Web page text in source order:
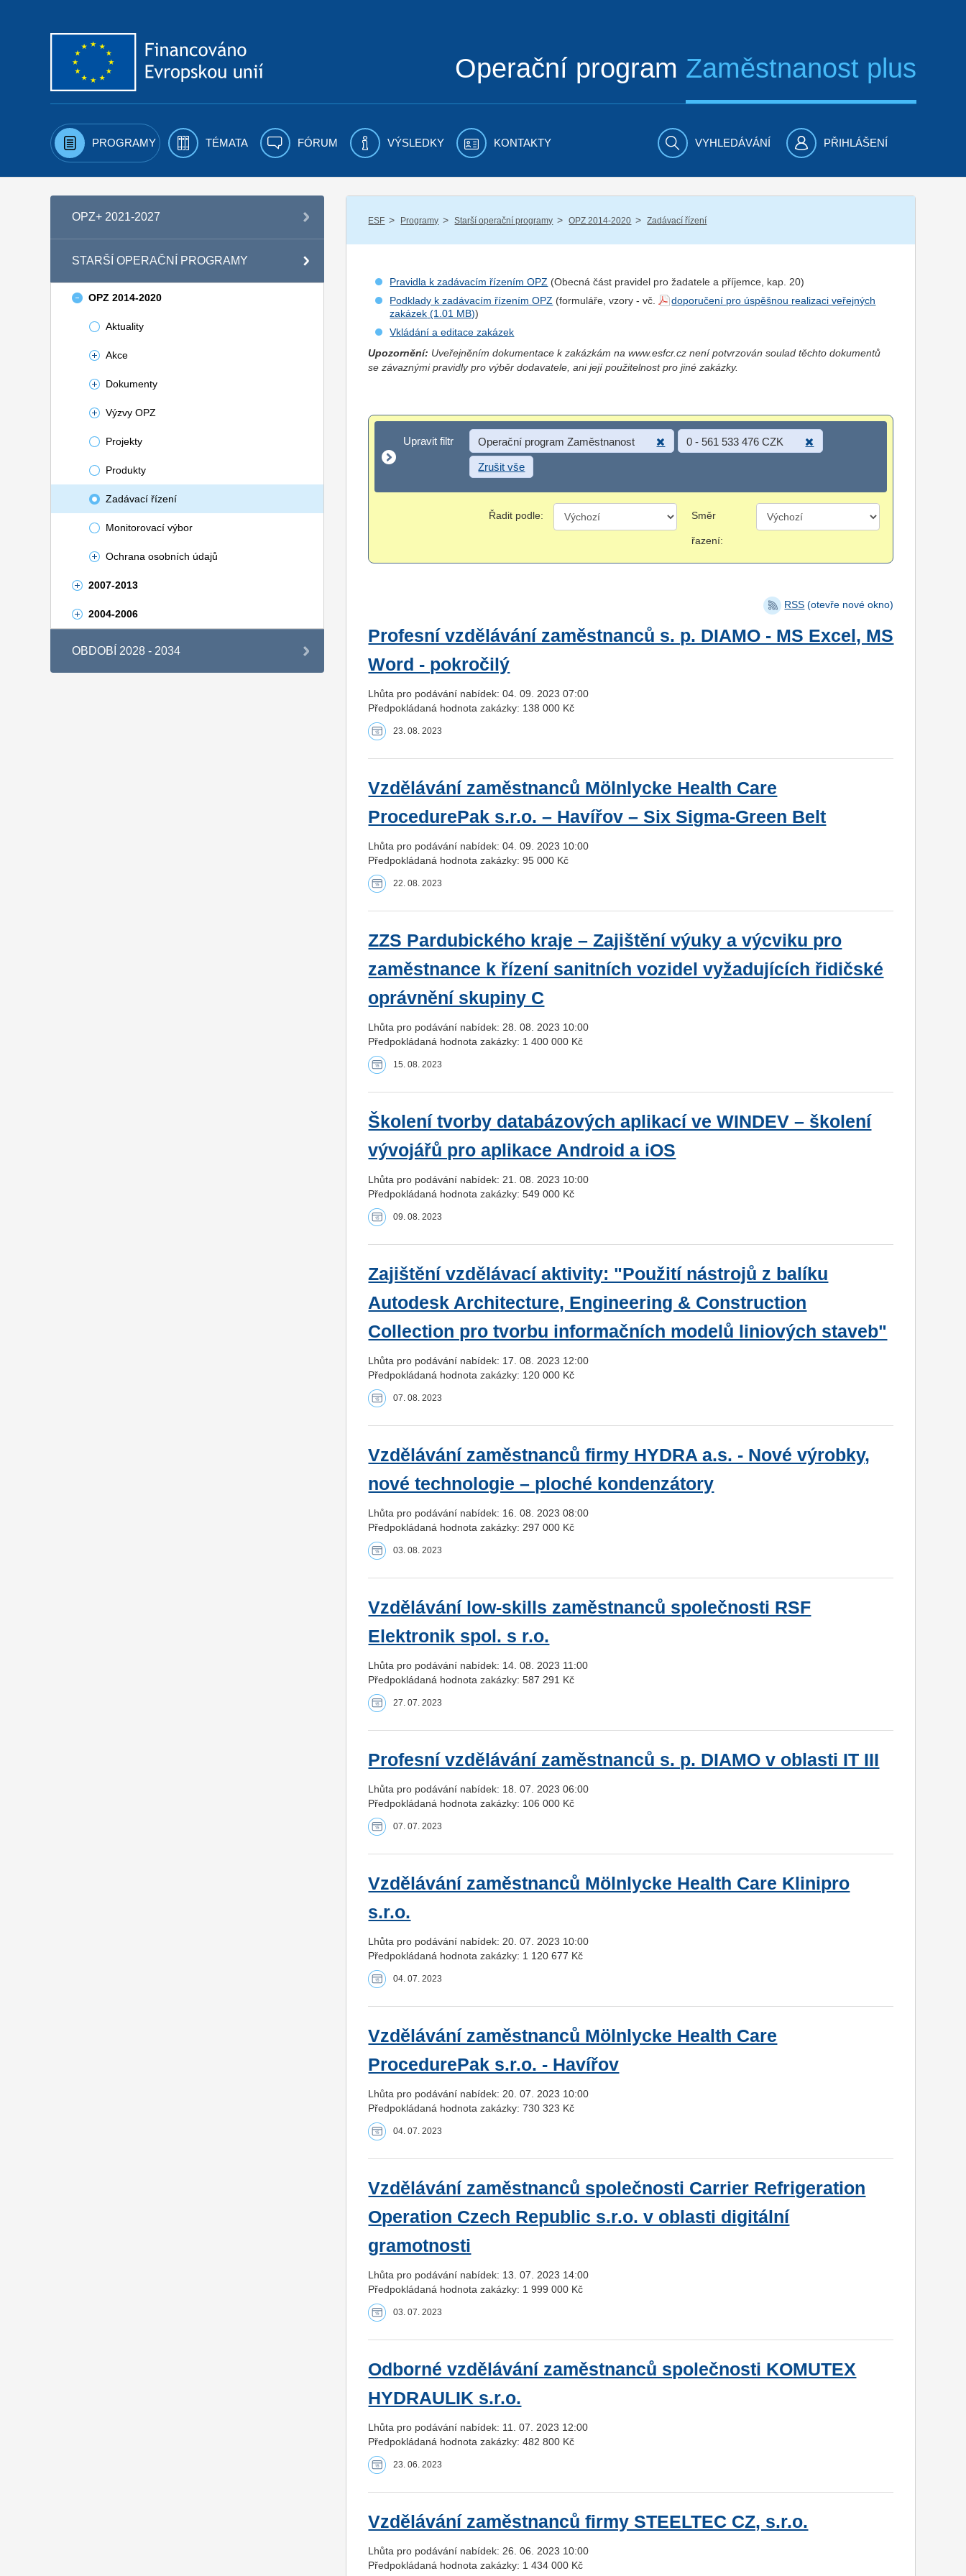
Operační program Zaměstnanost plus
PROGRAMY TÉMATA FÓRUM VÝSLEDKY KONTAKTY VYHLEDÁVÁNÍ PŘIHLÁŠENÍ
OPZ+ 2021-2027
STARŠÍ OPERAČNÍ PROGRAMY
OPZ 2014-2020
Aktuality
Akce
Dokumenty
Výzvy OPZ
Projekty
Produkty
Zadávací řízení
Monitorovací výbor
Ochrana osobních údajů
2007-2013
2004-2006
OBDOBÍ 2028 - 2034
ESF / Programy / Starší operační programy / OPZ 2014-2020 / Zadávací řízení
Pravidla k zadávacím řízením OPZ (Obecná část pravidel prožadatele a příjemce , kap. 20)
Podklady k zadávacím řízením OPZ (formuláře, vzory - vč.
doporučení pro úspěšnou realizaci veřejných
zakázek
)
Vkládání a editace zakázek
Upozornění: Uveřejněním dokumentace k zakázkám na www.esfcr.cz není potvrzován soulad těchto dokumentů
se závaznými pravidly pro výběr dodavatele, ani její použitelnost pro jiné zakázky.
Upravit filtr
Upravit filtr Operační program Zaměstnanost 0 - 561 533 476 CZK
Zrušit vše
Řadit podle: Směr
řazení:
RSS (otevře nové okno)
Profesní vzdělávání zaměstnanců s. p. DIAMO - MS Excel, MS
Word - pokročilý
Lhůta pro podávání nabídek: 04. 09. 2023 07:00
Předpokládaná hodnota zakázky: 138 000 Kč
23. 08. 2023
Vzdělávání zaměstnanců Mölnlycke Health Care
ProcedurePak s.r.o. – Havířov – Six Sigma-Green Belt
Lhůta pro podávání nabídek: 04. 09. 2023 10:00
Předpokládaná hodnota zakázky: 95 000 Kč
22. 08. 2023
ZZS Pardubického kraje – Zajištění výuky a výcviku pro
zaměstnance k řízení sanitních vozidel vyžadujících řidičské
oprávnění skupiny C
Lhůta pro podávání nabídek: 28. 08. 2023 10:00
Předpokládaná hodnota zakázky: 1 400 000 Kč
15. 08. 2023
Školení tvorby databázových aplikací ve WINDEV – školení
vývojářů pro aplikace Android a iOS
Lhůta pro podávání nabídek: 21. 08. 2023 10:00
Předpokládaná hodnota zakázky: 549 000 Kč
09. 08. 2023
Zajištění vzdělávací aktivity: "Použití nástrojů z balíku
Autodesk Architecture, Engineering & Construction
Collection pro tvorbu informačních modelů liniových staveb"
Lhůta pro podávání nabídek: 17. 08. 2023 12:00
Předpokládaná hodnota zakázky: 120 000 Kč
07. 08. 2023
Vzdělávání zaměstnanců firmy HYDRA a.s. - Nové výrobky,
nové technologie – ploché kondenzátory
Lhůta pro podávání nabídek: 16. 08. 2023 08:00
Předpokládaná hodnota zakázky: 297 000 Kč
03. 08. 2023
Vzdělávání low-skills zaměstnanců společnosti RSF
Elektronik spol. s r.o.
Lhůta pro podávání nabídek: 14. 08. 2023 11:00
Předpokládaná hodnota zakázky: 587 291 Kč
27. 07. 2023
Profesní vzdělávání zaměstnanců s. p. DIAMO v oblasti IT III
Lhůta pro podávání nabídek: 18. 07. 2023 06:00
Předpokládaná hodnota zakázky: 106 000 Kč
07. 07. 2023
Vzdělávání zaměstnanců Mölnlycke Health Care Klinipro
s.r.o.
Lhůta pro podávání nabídek: 20. 07. 2023 10:00
Předpokládaná hodnota zakázky: 1 120 677 Kč
04. 07. 2023
Vzdělávání zaměstnanců Mölnlycke Health Care
ProcedurePak s.r.o. - Havířov
Lhůta pro podávání nabídek: 20. 07. 2023 10:00
Předpokládaná hodnota zakázky: 730 323 Kč
04. 07. 2023
Vzdělávání zaměstnanců společnosti Carrier Refrigeration
Operation Czech Republic s.r.o. v oblasti digitální
gramotnosti
Lhůta pro podávání nabídek: 13. 07. 2023 14:00
Předpokládaná hodnota zakázky: 1 999 000 Kč
03. 07. 2023
Odborné vzdělávání zaměstnanců společnosti KOMUTEX
HYDRAULIK s.r.o.
Lhůta pro podávání nabídek: 11. 07. 2023 12:00
Předpokládaná hodnota zakázky: 482 800 Kč
23. 06. 2023
Vzdělávání zaměstnanců firmy STEELTEC CZ, s.r.o.
Lhůta pro podávání nabídek: 26. 06. 2023 10:00
Předpokládaná hodnota zakázky: 1 434 000 Kč